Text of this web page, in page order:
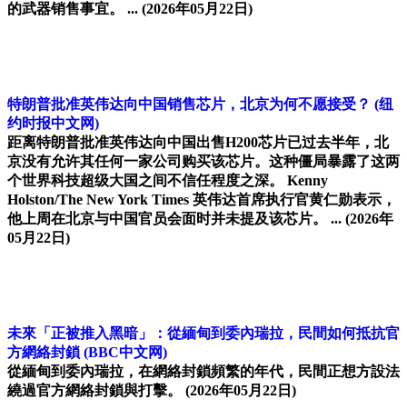
的武器销售事宜。 ... (2026年05月22日)
特朗普批准英伟达向中国销售芯片，北京为何不愿接受？ (纽
约时报中文网)
距离特朗普批准英伟达向中国出售H200芯片已过去半年，北
京没有允许其任何一家公司购买该芯片。这种僵局暴露了这两
个世界科技超级大国之间不信任程度之深。 Kenny
Holston/The New York Times 英伟达首席执行官黄仁勋表示，
他上周在北京与中国官员会面时并未提及该芯片。 ... (2026年
05月22日)
未來「正被推入黑暗」：從緬甸到委內瑞拉，民間如何抵抗官
方網絡封鎖 (BBC中文网)
從緬甸到委內瑞拉，在網絡封鎖頻繁的年代，民間正想方設法
繞過官方網絡封鎖與打擊。
(2026年05月22日)